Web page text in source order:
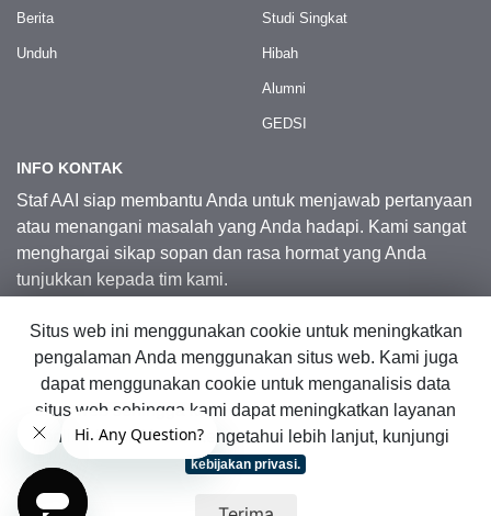
Berita
Unduh
Studi Singkat
Hibah
Alumni
GEDSI
INFO KONTAK
Staf AAI siap membantu Anda untuk menjawab pertanyaan
atau menangani masalah yang Anda hadapi. Kami sangat
menghargai sikap sopan dan rasa hormat yang Anda
tunjukkan kepada tim kami.
Kontak Kami
© 2026 Australia Awards in Indonesia.
Hak Cipta Dilindungi Undang-Undang|Peta Situs Web
Situs web ini menggunakan cookie untuk meningkatkan
pengalaman Anda menggunakan situs web. Kami juga
dapat menggunakan cookie untuk menganalisis data
situs web sehingga kami dapat meningkatkan layanan
online kami. Untuk mengetahui lebih lanjut, kunjungi
kebijakan privasi.